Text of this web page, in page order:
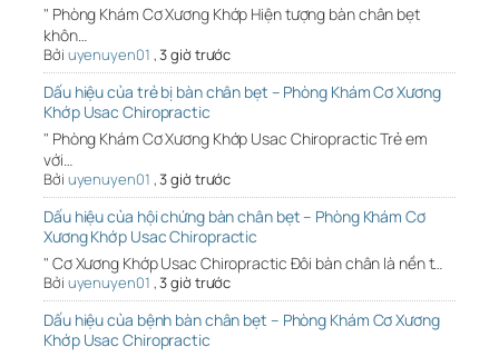
" Phòng Khám Cơ Xương Khớp Hiện tượng bàn chân bẹt
khôn…
Bởi uyenuyen01 ,3 giờ trước
Dấu hiệu của trẻ bị bàn chân bẹt – Phòng Khám Cơ Xương
Khớp Usac Chiropractic
" Phòng Khám Cơ Xương Khớp Usac Chiropractic Trẻ em
với…
Bởi uyenuyen01 ,3 giờ trước
Dấu hiệu của hội chứng bàn chân bẹt – Phòng Khám Cơ
Xương Khớp Usac Chiropractic
" Cơ Xương Khớp Usac Chiropractic Đôi bàn chân là nền t…
Bởi uyenuyen01 ,3 giờ trước
Dấu hiệu của bệnh bàn chân bẹt – Phòng Khám Cơ Xương
Khớp Usac Chiropractic